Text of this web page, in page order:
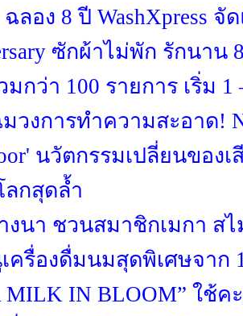
ฉลอง 8 ปี WashXpress
ซักผ้าไม่พัก รักนา
มกว่า 100 รายการ เริ่ม 1
วงการทำความสะอาด!
นวัตกรรมเปลี่ยนของ
กสุดล้ำ
งนา ชวนสมาชิกเมกา ส
ครื่องดื่มนมสุดพิเศษจาก
MILK IN BLOOM” ใช้